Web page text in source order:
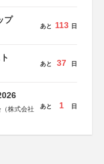
プ
あと 113 日
あと 37 日
株式会社
あと 1 日